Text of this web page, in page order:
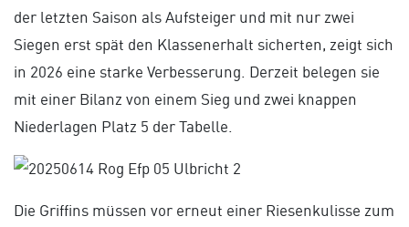
der letzten Saison als Aufsteiger und mit nur zwei
Siegen erst spät den Klassenerhalt sicherten, zeigt sich
in 2026 eine starke Verbesserung. Derzeit belegen sie
mit einer Bilanz von einem Sieg und zwei knappen
Niederlagen Platz 5 der Tabelle.
Die Griffins müssen vor erneut einer Riesenkulisse zum